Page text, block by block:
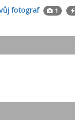
fotograf 1